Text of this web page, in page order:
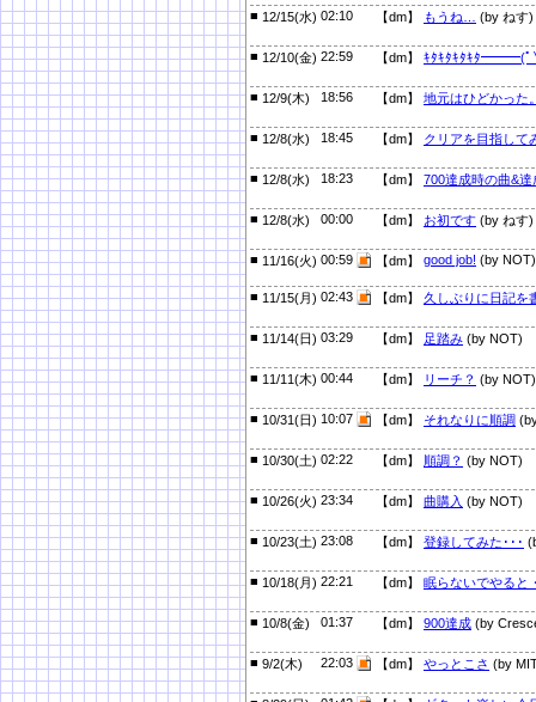
■ 12/15(水) 02:10 【dm】 もうね… (by ねす)
■ 12/10(金) 22:59 【dm】 ｷﾀｷﾀｷﾀｷﾀ━━━(
■ 12/9(木) 18:56 【dm】 地元はひどかった
■ 12/8(水) 18:45 【dm】 クリアを目指して
■ 12/8(水) 18:23 【dm】 700達成時の曲&達
■ 12/8(水) 00:00 【dm】 お初です (by ねす)
■ 11/16(火) 00:59 【dm】 good job! (by NOT)
■ 11/15(月) 02:43 【dm】 久しぶりに日記を
■ 11/14(日) 03:29 【dm】 足踏み (by NOT)
■ 11/11(木) 00:44 【dm】 リーチ？ (by NOT)
■ 10/31(日) 10:07 【dm】 それなりに順調
■ 10/30(土) 02:22 【dm】 順調？ (by NOT)
■ 10/26(火) 23:34 【dm】 曲購入 (by NOT)
■ 10/23(土) 23:08 【dm】 登録してみた･･･
■ 10/18(月) 22:21 【dm】 眠らないでやると
■ 10/8(金) 01:37 【dm】 900達成 (by
■ 9/2(木) 22:03 【dm】 やっとこさ (by